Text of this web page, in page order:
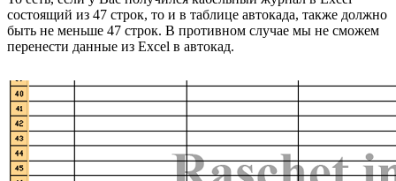
состоящий из 47 строк, то и в таблице автокада, также должно
быть не меньше 47 строк. В противном случае мы не сможем
перенести данные из Excel в автокад.